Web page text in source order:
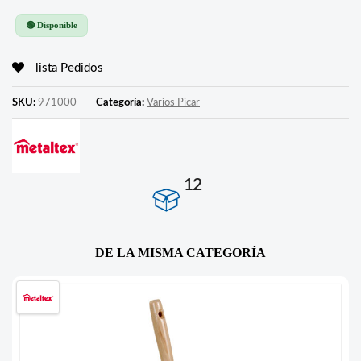
🟢 Disponible
lista Pedidos
SKU: 971000 Categoría: Varios Picar
12
DE LA MISMA CATEGORÍA